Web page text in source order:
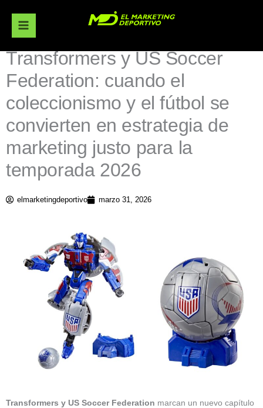
contenido
Transformers y US Soccer
Federation: cuando el
coleccionismo y el fútbol se
convierten en estrategia de
marketing justo para la
temporada 2026
elmarketingdeportivo marzo 31, 2026
Transformers y US Soccer Federation marcan un nuevo capítulo